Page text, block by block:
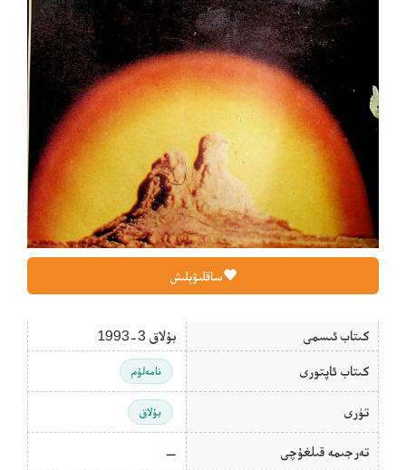
ساقلىۋېلىش
كىتاب ئىسمى بۇلاق 3-1993
كىتاب ئاپتورى نامەلۇم
تۈرى بۇلاق
تەرجىمە قىلغۇچى —